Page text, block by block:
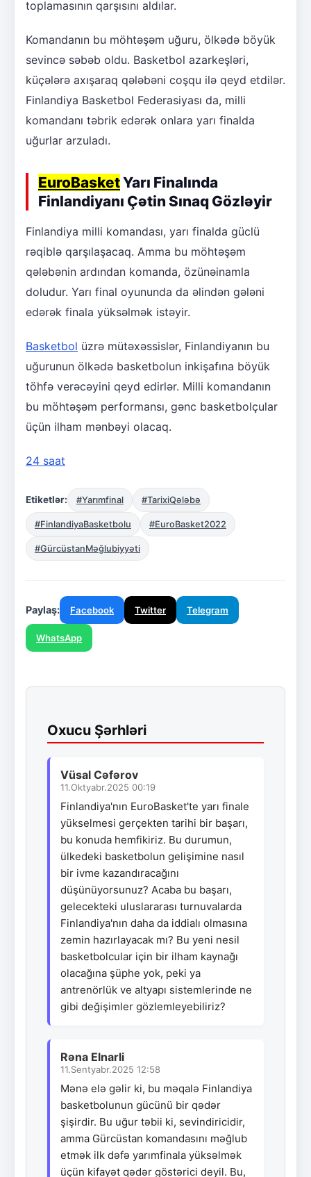
toplamasının qarşısını aldılar.
Komandanın bu möhtəşəm uğuru, ölkədə böyük
sevincə səbəb oldu. Basketbol azarkeşləri,
küçələrə axışaraq qələbəni coşqu ilə qeyd etdilər.
Finlandiya Basketbol Federasiyası da, milli
komandanı təbrik edərək onlara yarı finalda
uğurlar arzuladı.
EuroBasketYarı Finalında
Finlandiyanı Çətin Sınaq Gözləyir
Finlandiya milli komandası, yarı finalda güclü
rəqiblə qarşılaşacaq. Amma bu möhtəşəm
qələbənin ardından komanda, özünəinamla
doludur. Yarı final oyununda da əlindən gələni
edərək finala yüksəlmək istəyir.
Basketbol üzrə mütəxəssislər, Finlandiyanın bu
uğurunun ölkədə basketbolun inkişafına böyük
töhfə verəcəyini qeyd edirlər. Milli komandanın
bu möhtəşəm performansı, gənc basketbolçular
üçün ilham mənbəyi olacaq.
24 saat
Etiketlər: #Yarımfinal #TarixiQələbə
#FinlandiyaBasketbolu #EuroBasket2022
#GürcüstanMəğlubiyyəti
Paylaş: Facebook Twitter Telegram
WhatsApp
Oxucu Şərhləri
Vüsal Cəfərov
11.Oktyabr.2025 00:19
Finlandiya'nın EuroBasket'te yarı finale
yükselmesi gerçekten tarihi bir başarı,
bu konuda hemfikiriz. Bu durumun,
ülkedeki basketbolun gelişimine nasıl
bir ivme kazandıracağını
düşünüyorsunuz? Acaba bu başarı,
gelecekteki uluslararası turnuvalarda
Finlandiya'nın daha da iddialı olmasına
zemin hazırlayacak mı? Bu yeni nesil
basketbolcular için bir ilham kaynağı
olacağına şüphe yok, peki ya
antrenörlük ve altyapı sistemlerinde ne
gibi değişimler gözlemleyebiliriz?
Rəna Elnarli
11.Sentyabr.2025 12:58
Mənə elə gəlir ki, bu məqalə Finlandiya
basketbolunun gücünü bir qədər
şişirdir. Bu uğur təbii ki, sevindiricidir,
amma Gürcüstan komandasını məğlub
etmək ilk dəfə yarımfinala yüksəlmək
üçün kifayət qədər göstərici deyil. Bu,